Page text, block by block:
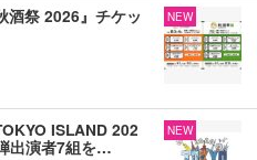
酒祭 2026』チケッ
NEW
ISLAND 202
出演者7組を…
NEW